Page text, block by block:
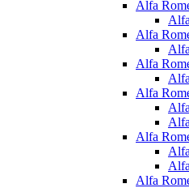
Alfa
Alfa
Alfa
Alfa
Alfa
Alfa